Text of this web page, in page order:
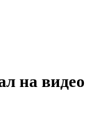
на видео